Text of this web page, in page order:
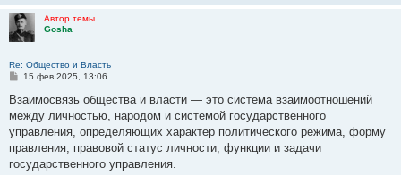
Автор темы
Gosha
Re: Общество и Власть
С
о
щ
е
н
и
е
15 фев 2025, 13:06
Взаимосвязь общества и власти — это система взаимоотношений
между личностью, народом и системой государственного
управления, определяющих характер политического режима, форму
правления, правовой статус личности, функции и задачи
государственного управления.